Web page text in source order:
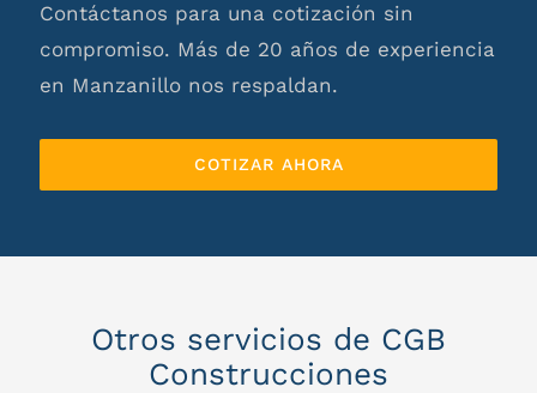
Contáctanos para una cotización sin
compromiso. Más de 20 años de experiencia
en Manzanillo nos respaldan.
COTIZAR AHORA
Otros servicios de CGB
Construcciones